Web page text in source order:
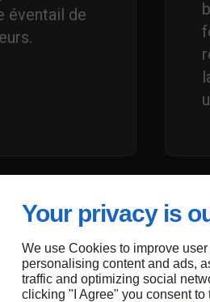
Your privacy is
We use Cookies to improve
personalising content and ads,
traffic and optimizing social
clicking "I Agree" you consent to
éventail de